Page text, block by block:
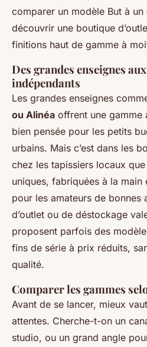
comparer un modèle But à un
découvrir une boutique
finitions haut de gamme à
Des grandes enseignes
indépendants
Les grandes enseignes
ou Alinéa offrent une gamme
bien pensée pour les petits
urbains. Mais c’est dans les
chez les tapissiers locaux
uniques, fabriquées à la main
pour les amateurs de bonnes
d’outlet ou de déstockage
proposent parfois des
fins de série à prix réduits,
qualité.
Comparer les gammes
Avant de se lancer, mieux
attentes. Cherche-t-on un
studio, ou un grand angle